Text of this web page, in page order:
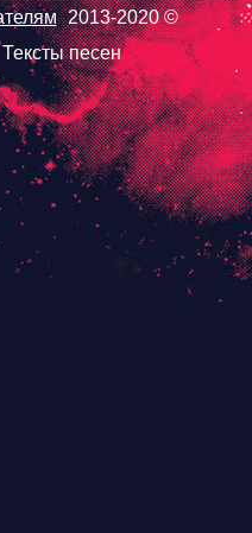
2013-2020 ©
Тексты песен